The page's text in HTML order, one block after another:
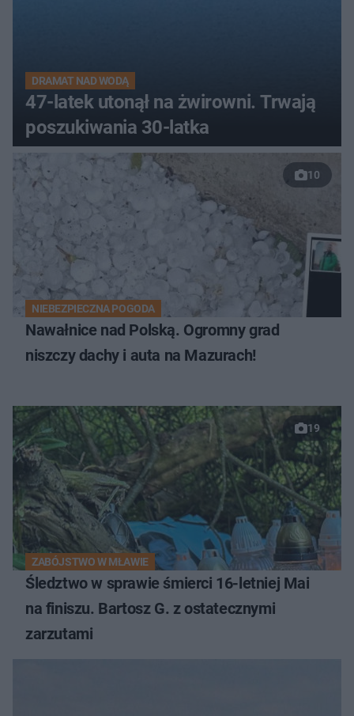
DRAMAT NAD WODĄ
47-latek utonął na żwirowni. Trwają
poszukiwania 30-latka
10
NIEBEZPIECZNA POGODA
Nawałnice nad Polską. Ogromny grad
niszczy dachy i auta na Mazurach!
19
ZABÓJSTWO W MŁAWIE
Śledztwo w sprawie śmierci 16-letniej Mai
na finiszu. Bartosz G. z ostatecznymi
zarzutami